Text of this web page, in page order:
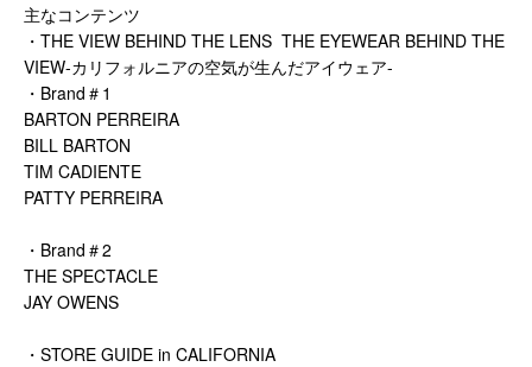
主なコンテンツ
・THE VIEW BEHIND THE LENS THE EYEWEAR BEHIND THE
VIEW-カリフォルニアの空気が生んだアイウェア-
・Brand＃1
BARTON PERREIRA
BILL BARTON
TIM CADIENTE
PATTY PERREIRA
・Brand＃2
THE SPECTACLE
JAY OWENS
・STORE GUIDE in CALIFORNIA